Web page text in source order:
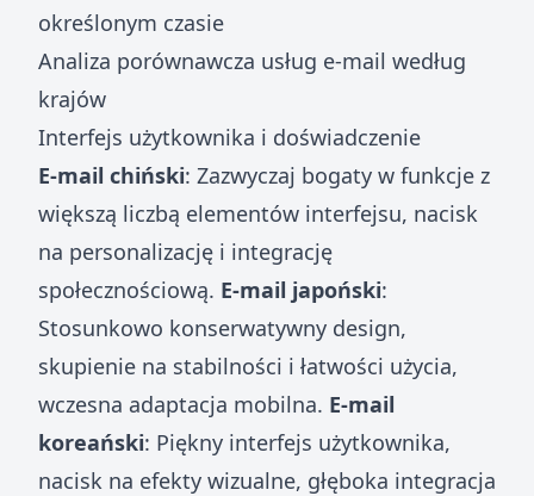
określonym czasie
Analiza porównawcza usług e-mail według
krajów
Interfejs użytkownika i doświadczenie
E-mail chiński: Zazwyczaj bogaty w funkcje z
większą liczbą elementów interfejsu, nacisk
na personalizację i integrację
społecznościową. E-mail japoński:
Stosunkowo konserwatywny design,
skupienie na stabilności i łatwości użycia,
wczesna adaptacja mobilna. E-mail
koreański: Piękny interfejs użytkownika,
nacisk na efekty wizualne, głęboka integracja